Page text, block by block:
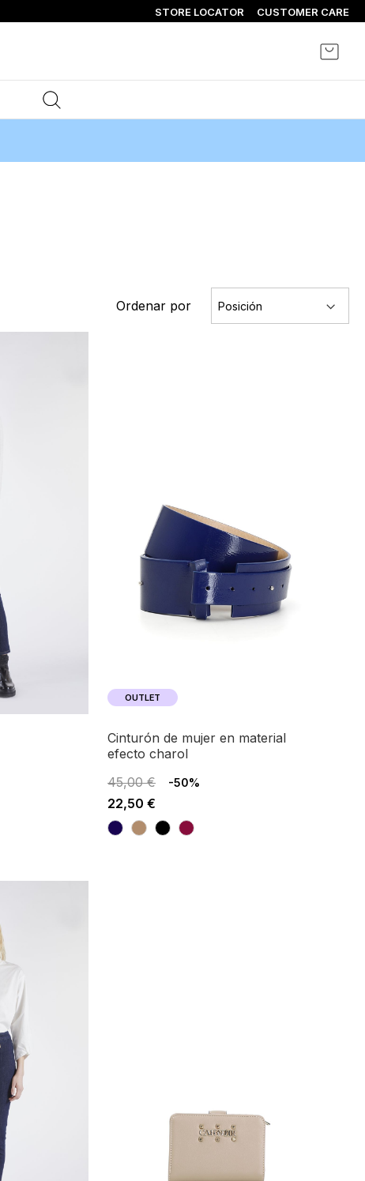
STORE LOCATOR CUSTOMER CARE
Mi
Ordenar por
OUTLET
cinturón de mujer en material
efecto charol
45,00 €
-50%
22,50 €